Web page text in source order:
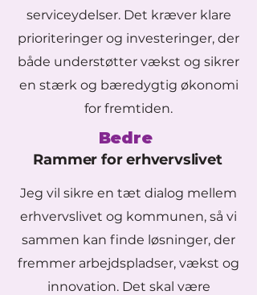
serviceydelser. Det kræver klare
prioriteringer og investeringer, der
både understøtter vækst og sikrer
en stærk og bæredygtig økonomi
for fremtiden.
Bedre
Rammer for erhvervslivet
Jeg vil sikre en tæt dialog mellem
erhvervslivet og kommunen, så vi
sammen kan finde løsninger, der
fremmer arbejdspladser, vækst og
innovation. Det skal være